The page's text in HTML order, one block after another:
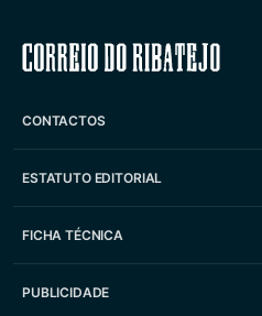
Correio do
CONTACTOS
ESTATUTO EDITORIAL
FICHA TÉCNICA
PUBLICIDADE